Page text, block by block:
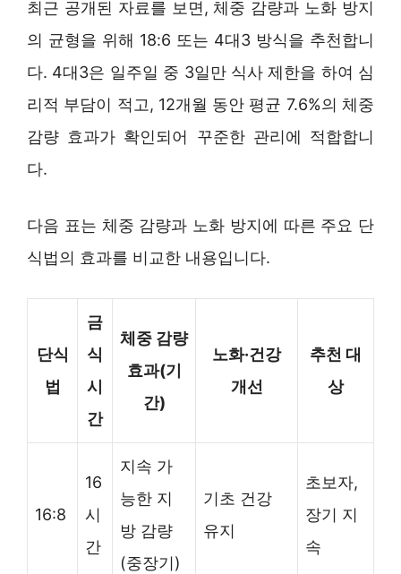
최근 공개된 자료를 보면, 체중 감량과 노화 방지
의 균형을 위해 18:6 또는 4대3 방식을 추천합니
다. 4대3은 일주일 중 3일만 식사 제한을 하여 심
리적 부담이 적고, 12개월 동안 평균 7.6%의 체중
감량 효과가 확인되어 꾸준한 관리에 적합합니
다.
다음 표는 체중 감량과 노화 방지에 따른 주요 단
식법의 효과를 비교한 내용입니다.
단식
법
금
식
시
간
체중 감량
효과(기
간)
노화·건강
개선
추천 대
상
16:8
16
시
간
지속 가
능한 지
방 감량
(중장기)
기초 건강
유지
초보자,
장기 지
속